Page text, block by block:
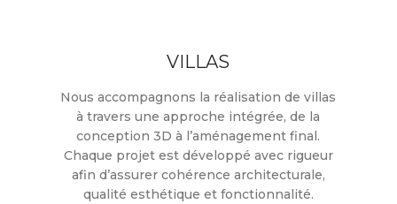
VILLAS
Nous accompagnons la réalisation de villas
à travers une approche intégrée, de la
conception 3D à l’aménagement final.
Chaque projet est développé avec rigueur
afin d’assurer cohérence architecturale,
qualité esthétique et fonctionnalité.